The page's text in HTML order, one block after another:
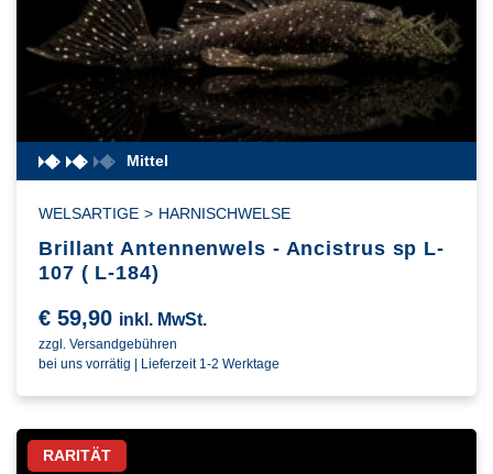
Mittel
WELSARTIGE > HARNISCHWELSE
Brillant Antennenwels - Ancistrus sp L-
107 ( L-184)
€ 59,90 inkl. MwSt.
zzgl. Versandgebühren
bei uns vorrätig | Lieferzeit 1-2 Werktage
RARITÄT